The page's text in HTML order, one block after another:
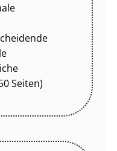
Seiten)